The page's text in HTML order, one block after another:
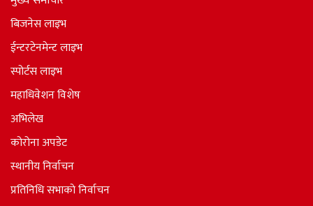
बिजनेस लाइभ
ईन्टरटेनमेन्ट लाइभ
स्पोर्टस लाइभ
महाधिवेशन विशेष
अभिलेख
कोरोना अपडेट
स्थानीय निर्वाचन
प्रतिनिधि सभाकाे निर्वाचन